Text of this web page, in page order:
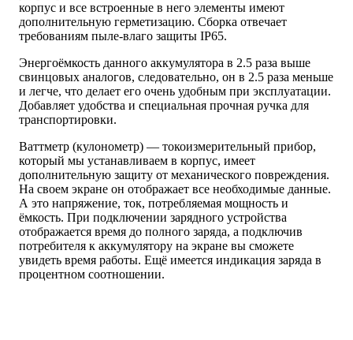
корпус и все встроенные в него элементы имеют
дополнительную герметизацию. Сборка отвечает
требованиям пыле-влаго защиты IP65.
Энергоёмкость данного аккумулятора в 2.5 раза выше
свинцовых аналогов, следовательно, он в 2.5 раза меньше
и легче, что делает его очень удобным при эксплуатации.
Добавляет удобства и специальная прочная ручка для
транспортировки.
Ваттметр (кулонометр) — токоизмерительный прибор,
который мы устанавливаем в корпус, имеет
дополнительную защиту от механического повреждения.
На своем экране он отображает все необходимые данные.
А это напряжение, ток, потребляемая мощность и
ёмкость. При подключении зарядного устройства
отображается время до полного заряда, а подключив
потребителя к аккумулятору на экране вы сможете
увидеть время работы. Ещё имеется индикация заряда в
процентном соотношении.